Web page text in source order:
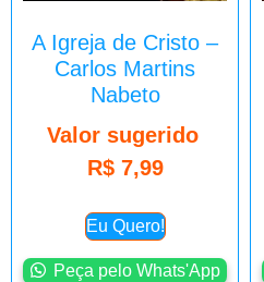
A Igreja de Cristo –
Carlos Martins
Nabeto
Valor sugerido
R$7,99
Eu Quero!
Peça pelo Whats'App